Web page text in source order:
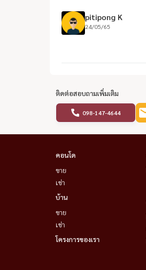
pitipong K
24/05/65
ติดต่อสอบถามเพิ่มเติม
098-147-4644
คอนโด
ขาย
เช่า
บ้าน
ขาย
เช่า
โครงการของเรา